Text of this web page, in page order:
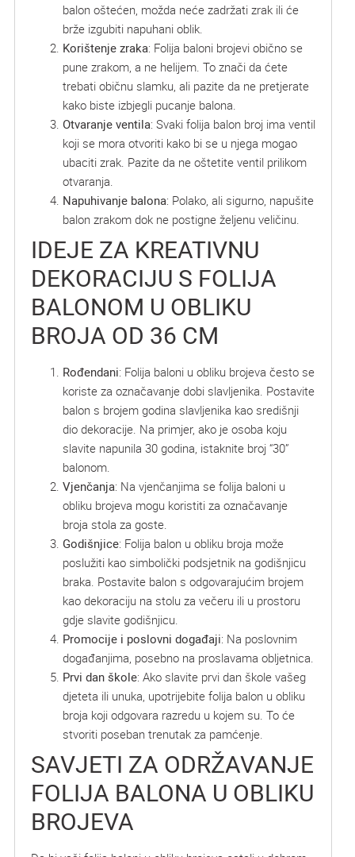
balon oštećen, možda neće zadržati zrak ili će
brže izgubiti napuhani oblik.
Korištenje zraka: Folija baloni brojevi obično se
pune zrakom, a ne helijem. To znači da ćete
trebati običnu slamku, ali pazite da ne pretjerate
kako biste izbjegli pucanje balona.
Otvaranje ventila: Svaki folija balon broj ima ventil
koji se mora otvoriti kako bi se u njega mogao
ubaciti zrak. Pazite da ne oštetite ventil prilikom
otvaranja.
Napuhivanje balona: Polako, ali sigurno, napušite
balon zrakom dok ne postigne željenu veličinu.
IDEJE ZA KREATIVNU
DEKORACIJU S FOLIJA
BALONOM U OBLIKU
BROJA OD 36 CM
Rođendani: Folija baloni u obliku brojeva često se
koriste za označavanje dobi slavljenika. Postavite
balon s brojem godina slavljenika kao središnji
dio dekoracije. Na primjer, ako je osoba koju
slavite napunila 30 godina, istaknite broj “30”
balonom.
Vjenčanja: Na vjenčanjima se folija baloni u
obliku brojeva mogu koristiti za označavanje
broja stola za goste.
Godišnjice: Folija balon u obliku broja može
poslužiti kao simbolički podsjetnik na godišnjicu
braka. Postavite balon s odgovarajućim brojem
kao dekoraciju na stolu za večeru ili u prostoru
gdje slavite godišnjicu.
Promocije i poslovni događaji: Na poslovnim
događanjima, posebno na proslavama obljetnica.
Prvi dan škole: Ako slavite prvi dan škole vašeg
djeteta ili unuka, upotrijebite folija balon u obliku
broja koji odgovara razredu u kojem su. To će
stvoriti poseban trenutak za pamćenje.
SAVJETI ZA ODRŽAVANJE
FOLIJA BALONA U OBLIKU
BROJEVA